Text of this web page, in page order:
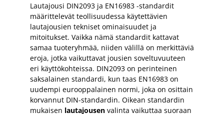
Lautajousi DIN2093 ja EN16983 -standardit
määrittelevät teollisuudessa käytettävien
lautajousien tekniset ominaisuudet ja
mitoitukset. Vaikka nämä standardit kattavat
samaa tuoteryhmää, niiden välillä on merkittäviä
eroja, jotka vaikuttavat jousien soveltuvuuteen
eri käyttökohteissa. DIN2093 on perinteinen
saksalainen standardi, kun taas EN16983 on
uudempi eurooppalainen normi, joka on osittain
korvannut DIN-standardin. Oikean standardin
mukaisen lautajousen valinta vaikuttaa suoraan